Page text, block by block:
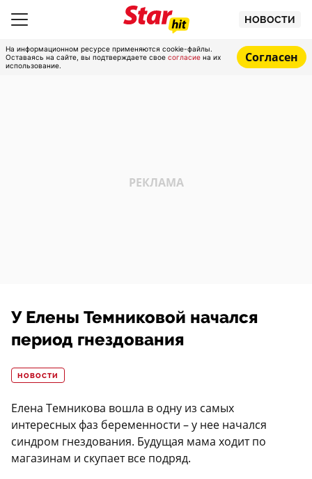
НОВОСТИ
На информационном ресурсе применяются cookie-файлы.
Оставаясь на сайте, вы подтверждаете свое согласие на их
использование.
Согласен
У Елены Темниковой начался
период гнездования
НОВОСТИ
Елена Темникова вошла в одну из самых
интересных фаз беременности – у нее начался
синдром гнездования. Будущая мама ходит по
магазинам и скупает все подряд.